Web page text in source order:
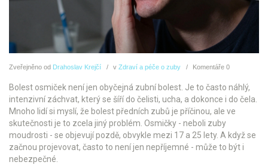
Zveřejněno od Drahoslav Krejčí v Zdraví a péče o zuby Komentáře 0
Bolest osmiček není jen obyčejná zubní bolest. Je to často náhlý,
intenzivní záchvat, který se šíří do čelisti, ucha, a dokonce i do čela.
Mnoho lidí si myslí, že bolest předních zubů je příčinou, ale ve
skutečnosti je to zcela jiný problém. Osmičky - neboli zuby
moudrosti - se objevují pozdě, obvykle mezi 17 a 25 lety. A když se
začnou projevovat, často to není jen nepříjemné - může to být i
nebezpečné.